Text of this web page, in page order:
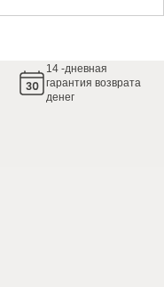
14 -дневная
гарантия возврата
денег